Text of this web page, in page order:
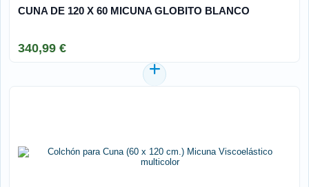
CUNA DE 120 X 60 MICUNA GLOBITO BLANCO
340,99 €